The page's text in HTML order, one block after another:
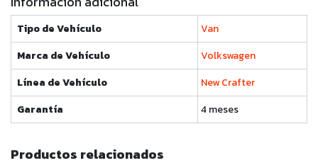
Tipo de Vehículo
Van
Marca de Vehículo
Volkswagen
Línea de Vehículo
New Crafter
Garantía
4 meses
Productos relacionados